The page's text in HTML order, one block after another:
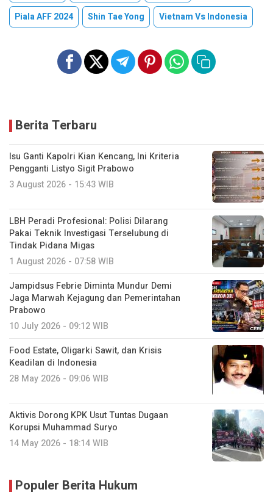
Piala AFF 2024 Shin Tae Yong Vietnam Vs Indonesia
Berita Terbaru
Isu Ganti Kapolri Kian Kencang, Ini Kriteria
Pengganti Listyo Sigit Prabowo
3 August 2026 - 15:43 WIB
LBH Peradi Profesional: Polisi Dilarang
Pakai Teknik Investigasi Terselubung di
Tindak Pidana Migas
1 August 2026 - 07:58 WIB
Jampidsus Febrie Diminta Mundur Demi
Jaga Marwah Kejagung dan Pemerintahan
Prabowo
10 July 2026 - 09:12 WIB
Food Estate, Oligarki Sawit, dan Krisis
Keadilan di Indonesia
28 May 2026 - 09:06 WIB
Aktivis Dorong KPK Usut Tuntas Dugaan
Korupsi Muhammad Suryo
14 May 2026 - 18:14 WIB
Populer Berita Hukum